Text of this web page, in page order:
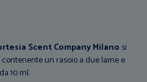
Scent Company Milano si
un rasoio a due lame e
10 ml.